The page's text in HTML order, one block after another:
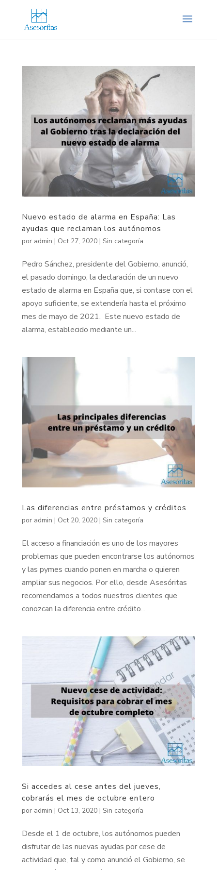
Nuevo estado de alarma en España: Las
ayudas que reclaman los autónomos
por admin | Oct 27, 2020| Sin categoría
Pedro Sánchez, presidente del Gobierno, anunció,
el pasado domingo, la declaración de un nuevo
estado de alarma en España que, si contase con el
apoyo suficiente, se extendería hasta el próximo
mes de mayo de 2021. Este nuevo estado de
alarma, establecido mediante un...
Las diferencias entre préstamos y créditos
por admin | Oct 20, 2020| Sin categoría
El acceso a financiación es uno de los mayores
problemas que pueden encontrarse los autónomos
y las pymes cuando ponen en marcha o quieren
ampliar sus negocios. Por ello, desde Asesóritas
recomendamos a todos nuestros clientes que
conozcan la diferencia entre crédito...
Si accedes al cese antes del jueves,
cobrarás el mes de octubre entero
por admin | Oct 13, 2020| Sin categoría
Desde el 1 de octubre, los autónomos pueden
disfrutar de las nuevas ayudas por cese de
actividad que, tal y como anunció el Gobierno, se